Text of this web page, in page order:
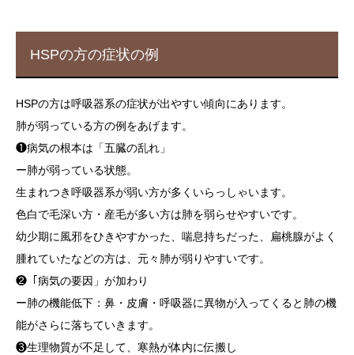
HSPの方の症状の例
HSPの方は呼吸器系の症状が出やすい傾向にあります。
肺が弱っている方の例をあげます。
❶病気の根本は「五臓の乱れ」
ー肺が弱っている状態。
生まれつき呼吸器系が弱い方が多くいらっしゃいます。
色白で毛深い方・産毛が多い方は肺を弱らせやすいです。
幼少期に風邪をひきやすかった、喘息持ちだった、扁桃腺がよく
腫れていたなどの方は、元々肺が弱りやすいです。
❷「病気の要因」が加わり
ー肺の機能低下：鼻・皮膚・呼吸器に異物が入ってくると肺の機
能がさらに落ちていきます。
❸生理物質が不足して、寒熱が体内に伝搬し